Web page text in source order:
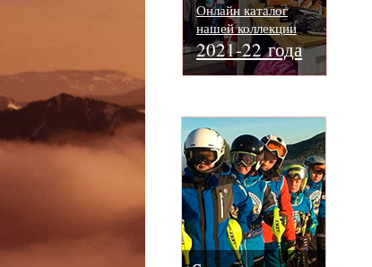
Онлайн каталог
нашей коллекции
2021-22 года